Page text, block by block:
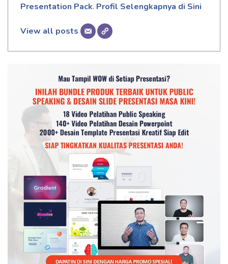
Presentation Pack. Profil Selengkapnya di Sini
View all posts